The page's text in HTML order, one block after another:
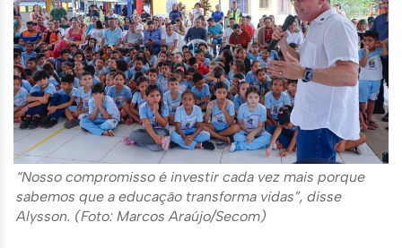
“Nosso compromisso é investir cada vez mais porque
sabemos que a educação transforma vidas”, disse
Alysson. (Foto: Marcos Araújo/Secom)